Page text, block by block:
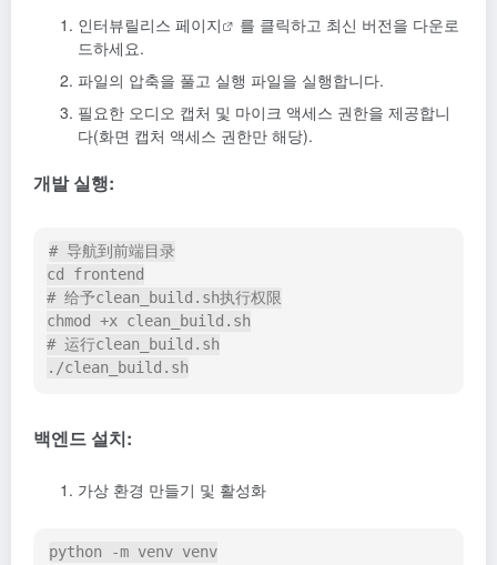
인터뷰릴리스 페이지
를 클릭하고 최신 버전을 다운로
드하세요.
파일의 압축을 풀고 실행 파일을 실행합니다.
필요한 오디오 캡처 및 마이크 액세스 권한을 제공합니
다(화면 캡처 액세스 권한만 해당).
개발 실행:
# 导航到前端目录
cd frontend
# 给予clean_build.sh执行权限
chmod +x clean_build.sh
# 运行clean_build.sh
백엔드 설치:
가상 환경 만들기 및 활성화
python -m venv venv